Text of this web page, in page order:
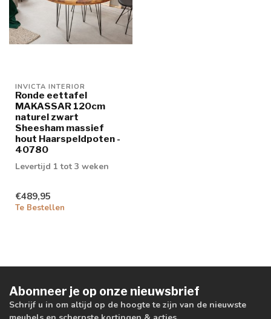
INVICTA INTERIOR
Ronde eettafel
MAKASSAR 120cm
naturel zwart
Sheesham massief
hout Haarspeldpoten -
40780
Levertijd 1 tot 3 weken
€489,95
Te Bestellen
Abonneer je op onze nieuwsbrief
Schrijf u in om altijd op de hoogte te zijn van de nieuwste